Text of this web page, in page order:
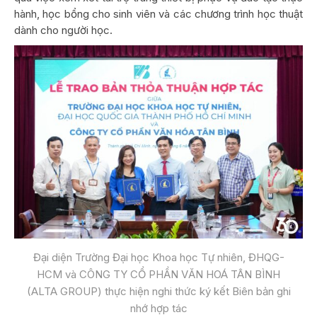
hành, học bổng cho sinh viên và các chương trình học thuật
dành cho người học.
Đại diện Trường Đại học Khoa học Tự nhiên, ĐHQG-
HCM và CÔNG TY CỔ PHẦN VĂN HOÁ TÂN BÌNH
(ALTA GROUP) thực hiện nghi thức ký kết Biên bản ghi
nhớ hợp tác